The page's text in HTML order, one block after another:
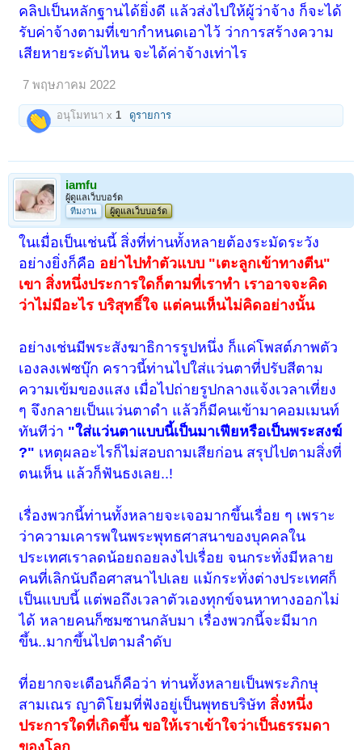
คลิปเป็นหลักฐานได้ยิ่งดี แล้วส่งไปให้ผู้ว่าจ้าง ก็จะได้
รับค่าจ้างตามที่เขากำหนดเอาไว้ ว่าการสร้างความ
เสียหายระดับไหน จะได้ค่าจ้างเท่าไร
7 พฤษภาคม 2022
อนุโมทนา x1 ดูรายการ
iamfu
ผู้ดูแลเว็บบอร์ด
ทีมงาน
ผู้ดูแลเว็บบอร์ด
ในเมื่อเป็นเช่นนี้ สิ่งที่ท่านทั้งหลายต้องระมัดระวัง
อย่างยิ่งก็คือ อย่าไปทำตัวแบบ "เตะลูกเข้าทางตีน"
เขา สิ่งหนึ่งประการใดก็ตามที่เราทำ เราอาจจะคิด
ว่าไม่มีอะไร บริสุทธิ์ใจ แต่คนเห็นไม่คิดอย่างนั้น
อย่างเช่นมีพระสังฆาธิการรูปหนึ่ง ก็แค่โพสต์ภาพตัว
เองลงเฟซบุ๊ก คราวนี้ท่านไปใส่แว่นตาที่ปรับสีตาม
ความเข้มของแสง เมื่อไปถ่ายรูปกลางแจ้งเวลาเที่ยง
ๆ จึงกลายเป็นแว่นตาดำ แล้วก็มีคนเข้ามาคอมเมนท์
ทันทีว่า "ใส่แว่นตาแบบนี้เป็นมาเฟียหรือเป็นพระสงฆ์
?" เหตุผลอะไรก็ไม่สอบถามเสียก่อน สรุปไปตามสิ่งที่
ตนเห็น แล้วก็ฟันธงเลย..!
เรื่องพวกนี้ท่านทั้งหลายจะเจอมากขึ้นเรื่อย ๆ เพราะ
ว่าความเคารพในพระพุทธศาสนาของบุคคลใน
ประเทศเราลดน้อยถอยลงไปเรื่อย จนกระทั่งมีหลาย
คนที่เลิกนับถือศาสนาไปเลย แม้กระทั่งต่างประเทศก็
เป็นแบบนี้ แต่พอถึงเวลาตัวเองทุกข์จนหาทางออกไม่
ได้ หลายคนก็ซมซานกลับมา เรื่องพวกนี้จะมีมาก
ขึ้น..มากขึ้นไปตามลำดับ
ที่อยากจะเตือนก็คือว่า ท่านทั้งหลายเป็นพระภิกษุ
สามเณร ญาติโยมที่ฟังอยู่เป็นพุทธบริษัท สิ่งหนึ่ง
ประการใดที่เกิดขึ้น ขอให้เราเข้าใจว่าเป็นธรรมดา
ของโลก